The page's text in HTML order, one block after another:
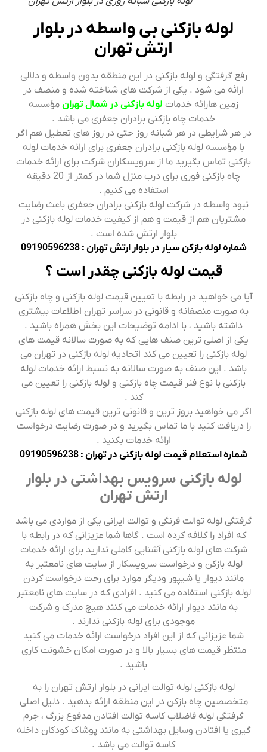
لوله بازکنی بی واسطه در بلوار
ارتش تهران
رفع گرفتگی و لوله بازکنی در این منطقه بدون واسطه و دلالی
ارائه می شود . یکی از شرکت های شناخته شده و منصف در
زمین هارائه خدماتلوله بازکنی در شمال تهرانمؤسسه
خدمات چاه بازکنی برادران جعفری می باشد .
در هر شرایطی در هر شبانه روز حتی در روز های تعطیل هم اگر
با مؤسسه لوله بازکنی برادران جعفری برای ارائه خدمات لوله
بازکنی تماس بگیرید ما از سرویسکاران شرکت برای ارائه خدمات
چاه بازکنی فوری برای درب منزل شما در کمتر از 20 دقیقه
استفاده می کنیم .
نبود واسطه در شرکت لوله بازکنی برادران جعفری باعث رضایت
مشتریان هم از قیمت و هم از کیفیت خدمات لوله بازکنی در
بلوار ارتش شده است .
شماره لوله بازکن سیار در بلوار ارتش تهران : 09190596238
قیمت لوله بازکنی چقدر است ؟
آیا می خواهید در رابطه با تعیین قیمت لوله بازکنی و چاه بازکنی
به صورت منصفانه و قانونی در سراسر تهران اطلاعات بیشتری
داشته باشید ، با ادامه توضیحات این بخش همراه باشید .
یکی از اصلی ترین صنف هایی که به صورت سالانه قیمت های
لوله بازکنی را تعیین می کند اتحادیه لوله بازکنی در تهران می
باشد . این صنف به صورت سالانه به نسبط ارائه خدمات لوله
بازکنی با نوع فنر قیمت چاه بازکنی و لوله بازکنی را تعیین می
کند .
اگر می خواهید بروز ترین و قانونی ترین قیمت های لوله بازکنی
را دریافت کنید با ما تماس بگیرید و در صورت رضایت درخواست
ارائه خدمات بکنید .
شماره استعلام قیمت لوله بازکنی در تهران : 09190596238
لوله بازکنی سرویس بهداشتی در بلوار
ارتش تهران
گرفتگی لوله توالت فرنگی و توالت ایرانی یکی از مواردی می باشد
که افراد را کلافه کرده است . گاها شما عزیزانی که در رابطه با
شرکت های لوله بازکنی آشنایی کاملی ندارید برای ارائه خدمات
لوله بازکن و درخواست سرویسکار از سایت های نامعتبر به
مانند دیوار یا شیپور ودیگر موارد برای رحت درخواست کردن
لوله بازکنی استفاده می کنید . افرادی که در سایت های نامعتبر
به مانند دیوار ارائه خدمات می کنند هیچ مدرک و شرکت
موجودی برای لوله بازکنی ندارند .
شما عزیزانی که از این افراد درخواست ارائه خدمات می کنید
منتظر قیمت های بسیار بالا و در صورت امکان خشونت کاری
باشید .
لوله بازکنی لوله توالت ایرانی در بلوار ارتش تهران را به
متخصصین چاه بازکن در این منطقه ارائه بدهید . دلیل اصلی
گرفتگی لوله فاضلاب کاسه توالت افتادن مدفوع بزرگ ، جرم
گیری یا افتادن وسایل بهداشتی به مانند پوشاک کودکان داخله
کاسه توالت می باشد .